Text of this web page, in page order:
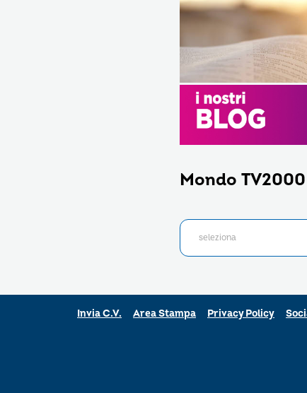
Mondo TV2000
Invia C.V. Area Stampa Privacy Policy